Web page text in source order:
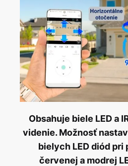
Obsahuje biele LED a
videnie. Možnosť
bielych LED diód pri
červenej a modrej